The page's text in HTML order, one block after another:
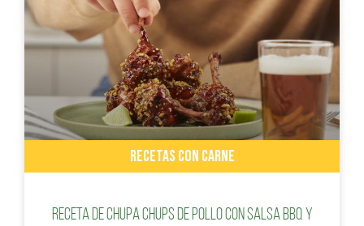
RECETAS CON CARNE
Receta de Chupa Chups de Pollo con Salsa BBQ y